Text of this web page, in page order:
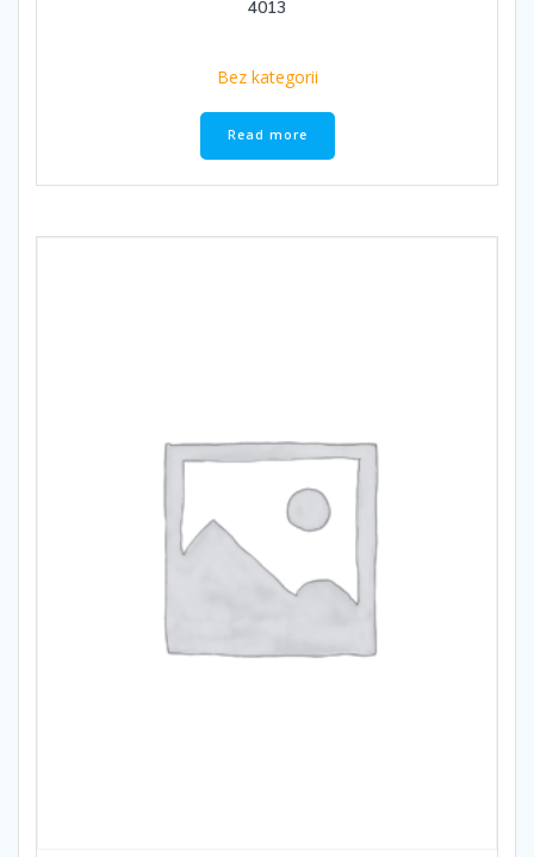
4013
Bez kategorii
Read more